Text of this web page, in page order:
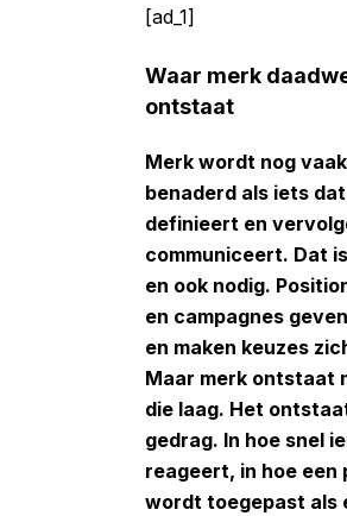
[ad_1]
Waar merk
ontstaat
Merk wordt nog vaak
benaderd als iets
definieert en
communiceert. Dat
en ook nodig.
en campagnes
en maken keuzes
Maar merk ontstaat
die laag. Het
gedrag. In hoe snel
reageert, in hoe een
wordt toegepast als